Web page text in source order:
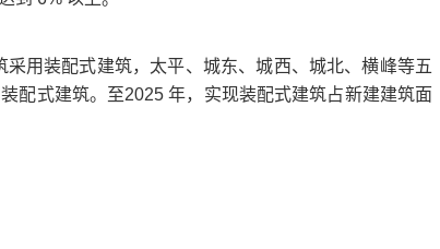
用装配式建筑，太平、城东、城西、城北、横峰等五
配式建筑。至2025 年，实现装配式建筑占新建建筑面